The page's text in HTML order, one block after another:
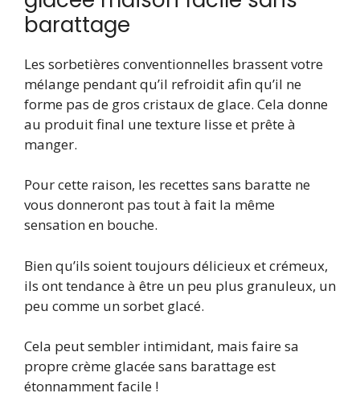
barattage
Les sorbetières conventionnelles brassent votre
mélange pendant qu’il refroidit afin qu’il ne
forme pas de gros cristaux de glace. Cela donne
au produit final une texture lisse et prête à
manger.
Pour cette raison, les recettes sans baratte ne
vous donneront pas tout à fait la même
sensation en bouche.
Bien qu’ils soient toujours délicieux et crémeux,
ils ont tendance à être un peu plus granuleux, un
peu comme un sorbet glacé.
Cela peut sembler intimidant, mais faire sa
propre crème glacée sans barattage est
étonnamment facile !